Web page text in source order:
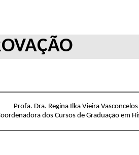
Profa. Dra. Regina Ilka Vieira Vasconcelos
dos Cursos de Graduação em